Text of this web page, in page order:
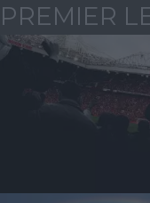
PREMIER